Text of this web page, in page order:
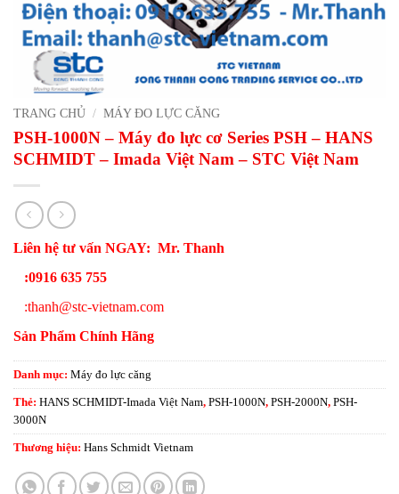
TRANG CHỦ / MÁY ĐO LỰC CĂNG
PSH-1000N – Máy đo lực cơ Series PSH – HANS
SCHMIDT – Imada Việt Nam – STC Việt Nam
Liên hệ tư vấn NGAY: Mr. Thanh
:0916 635 755
:thanh@stc-vietnam.com
Sản Phẩm Chính Hãng
Danh mục: Máy đo lực căng
Thẻ: HANS SCHMIDT-Imada Việt Nam, PSH-1000N, PSH-2000N, PSH-
3000N
Thương hiệu: Hans Schmidt Vietnam